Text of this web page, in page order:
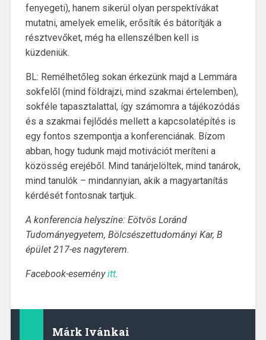
fenyegeti), hanem sikerül olyan perspektívákat
mutatni, amelyek emelik, erősítik és bátorítják a
résztvevőket, még ha ellenszélben kell is
küzdeniük.
BL: Remélhetőleg sokan érkezünk majd a Lemmára
sokfelől (mind földrajzi, mind szakmai értelemben),
sokféle tapasztalattal, így számomra a tájékozódás
és a szakmai fejlődés mellett a kapcsolatépítés is
egy fontos szempontja a konferenciának. Bízom
abban, hogy tudunk majd motivációt meríteni a
közösség erejéből. Mind tanárjelöltek, mind tanárok,
mind tanulók – mindannyian, akik a magyartanítás
kérdését fontosnak tartjuk.
A konferencia helyszíne: Eötvös Loránd
Tudományegyetem, Bölcsészettudományi Kar, B
épület 217-es nagyterem.
Facebook-eseményitt.
Márk Ivánkai